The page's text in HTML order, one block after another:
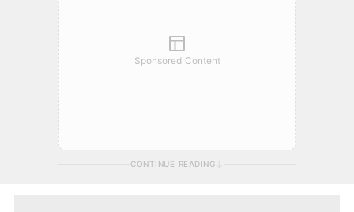
Sponsored Content
CONTINUE READING